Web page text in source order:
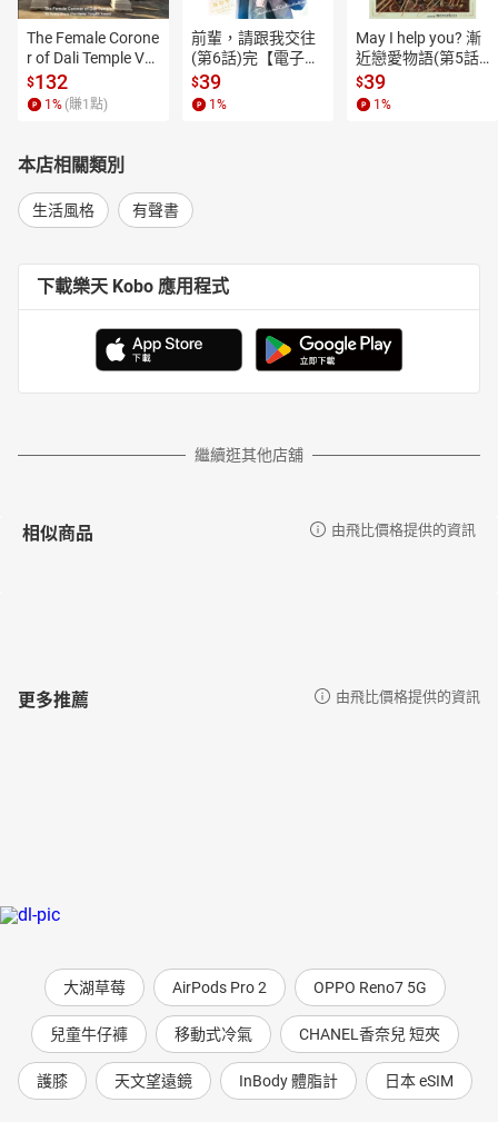
The Female Corone
r of Dali Temple Vo
l.6【有聲書】
$132
1 % (賺1 點)
前輩，請跟我交往
(第6話)完【電子
書】
$39
1 %
May I help you? 漸
近戀愛物語(第5話)
【電子書】
$39
1 %
本店相關類別
生活風格 有聲書
下載樂天 Kobo 應用程式
繼續逛其他店舖
相似商品 由飛比價格提供的資訊
更多推薦 由飛比價格提供的資訊
大湖草莓 AirPods Pro 2 OPPO Reno7 5G
兒童牛仔褲 移動式冷氣 CHANEL香奈兒 短夾
護膝 天文望遠鏡 InBody 體脂計 日本 eSIM